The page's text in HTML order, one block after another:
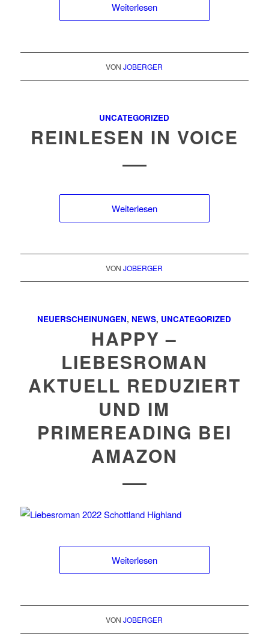
Weiterlesen
VONJOBERGER
UNCATEGORIZED
REINLESEN IN VOICE
Weiterlesen
VONJOBERGER
NEUERSCHEINUNGEN, NEWS, UNCATEGORIZED
HAPPY –
LIEBESROMAN
AKTUELL REDUZIERT
UND IM
PRIMEREADING BEI
AMAZON
Weiterlesen
VONJOBERGER